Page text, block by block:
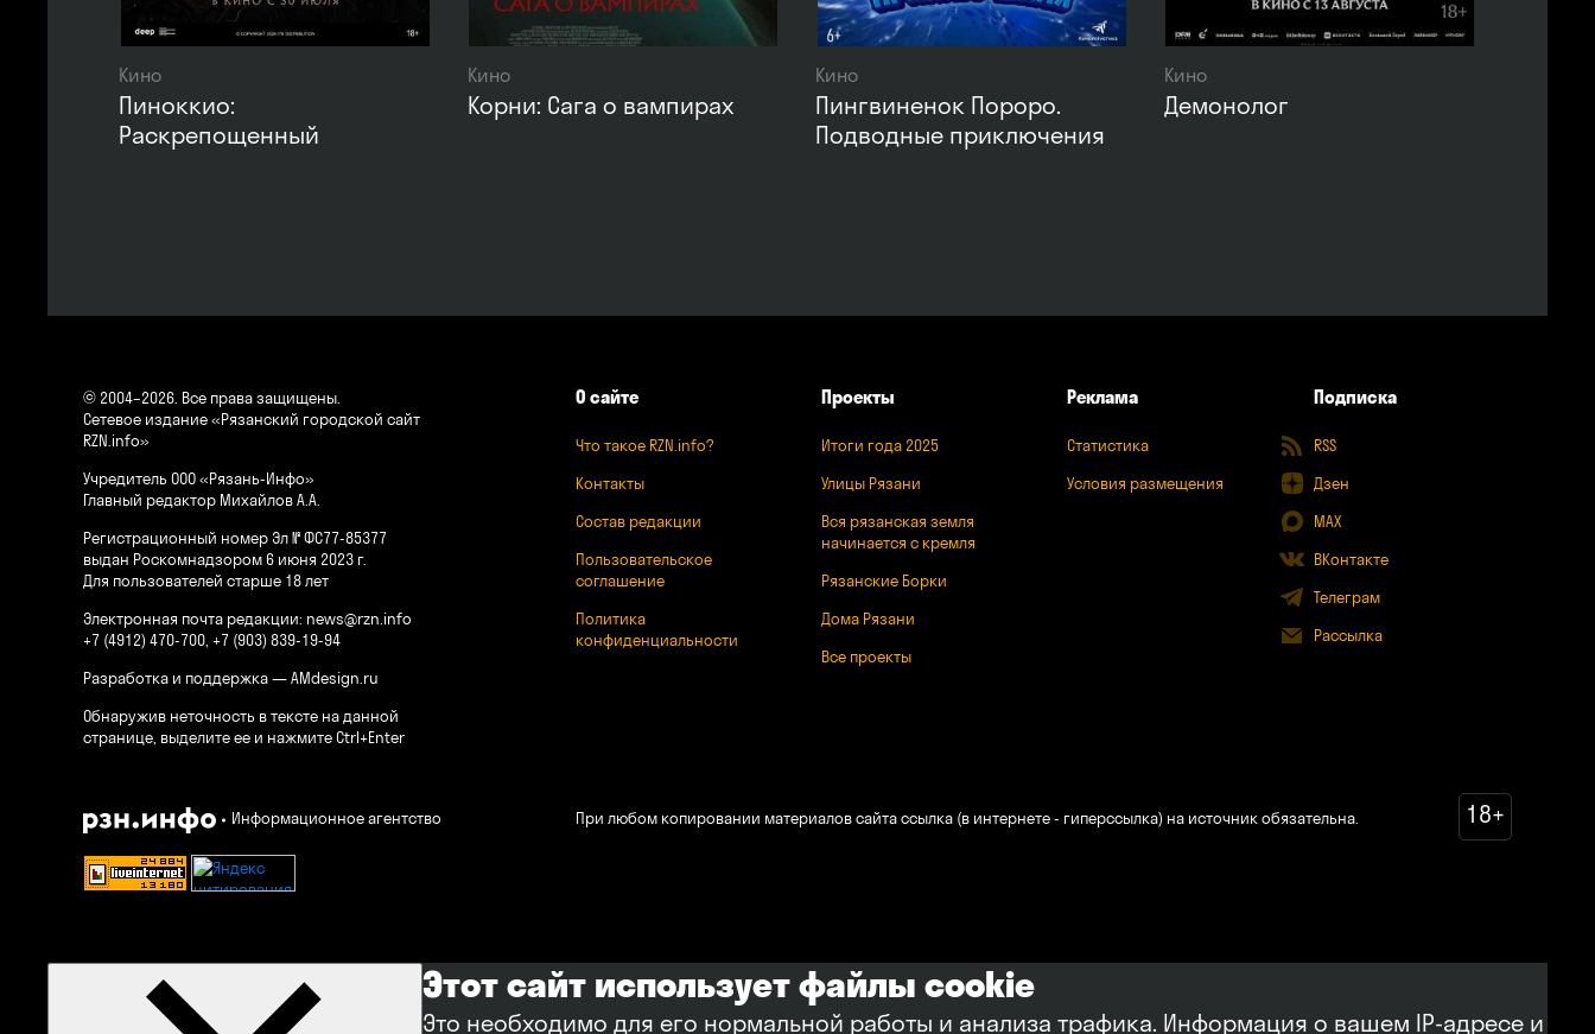
Кино
Пиноккио:
Раскрепощенный
Кино
Корни: Сага о вампирах
Кино
Пингвиненок Пороро.
Подводные приключения
Кино
Демонолог
© 2004–2026. Все права защищены.
Сетевое издание «Рязанский городской сайт
RZN.info»
Учредитель ООО «Рязань-Инфо»
Главный редактор Михайлов А.А.
Регистрационный номер Эл № ФС77-85377
выдан Роскомнадзором 6 июня 2023 г.
Для пользователей старше 18 лет
Электронная почта редакции: news@rzn.info
+7 (4912) 470-700, +7 (903) 839-19-94
Разработка и поддержка —AMdesign.ru
Обнаружив неточность в тексте на данной
странице, выделите ее и нажмите Ctrl+Enter
О сайте
Что такое RZN.info?
Контакты
Состав редакции
Пользовательское
соглашение
Политика
конфиденциальности
Проекты
Итоги года 2025
Улицы Рязани
Вся рязанская земля
начинается с кремля
Рязанские Борки
Дома Рязани
Все проекты
Реклама
Статистика
Условия размещения
Подписка
RSS
Дзен
MAX
ВКонтакте
Телеграм
Рассылка
Информационное агентство При любом копировании материалов сайта ссылка (в интернете - гиперссылка) на источник обязательна. 18+
Этот сайт использует файлы cookie
Это необходимо для его нормальной работы и анализа трафика. Информация о вашем IP-адресе и